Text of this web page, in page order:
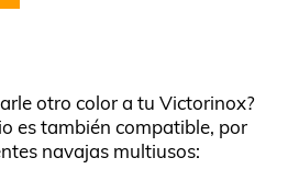
otro color a tu Victorinox?
es también compatible, por
navajas multiusos: